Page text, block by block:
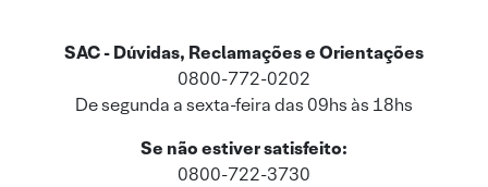
SAC - Dúvidas, Reclamações e Orientações
0800-772-0202
De segunda a sexta-feira das 09hs às 18hs
Se não estiver satisfeito:
0800-722-3730